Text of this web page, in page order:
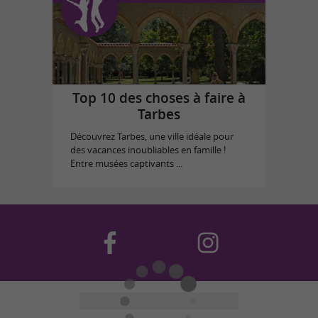
Top 10 des choses à faire à
Tarbes
Découvrez Tarbes, une ville idéale pour
des vacances inoubliables en famille !
Entre musées captivants ...